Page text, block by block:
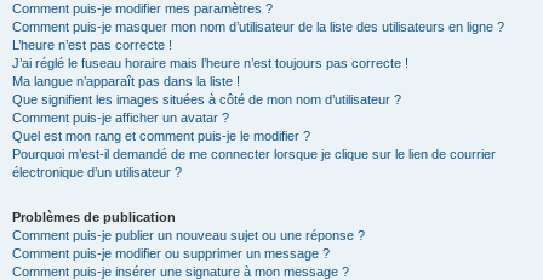
Comment puis-je modifier mes paramètres ?
Comment puis-je masquer mon nom d’utilisateur de la liste des utilisateurs en ligne ?
L’heure n’est pas correcte !
J’ai réglé le fuseau horaire mais l’heure n’est toujours pas correcte !
Ma langue n’apparaît pas dans la liste !
Que signifient les images situées à côté de mon nom d’utilisateur ?
Comment puis-je afficher un avatar ?
Quel est mon rang et comment puis-je le modifier ?
Pourquoi m’est-il demandé de me connecter lorsque je clique sur le lien de courrier
électronique d’un utilisateur ?
Problèmes de publication
Comment puis-je publier un nouveau sujet ou une réponse ?
Comment puis-je modifier ou supprimer un message ?
Comment puis-je insérer une signature à mon message ?